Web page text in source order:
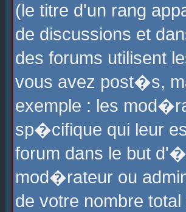
(le titre d'un rang
de discussions et
des forums utilisent
vous avez post�s,
exemple : les
sp�cifique qui leur
forum dans le but
mod�rateur ou
de votre nombre